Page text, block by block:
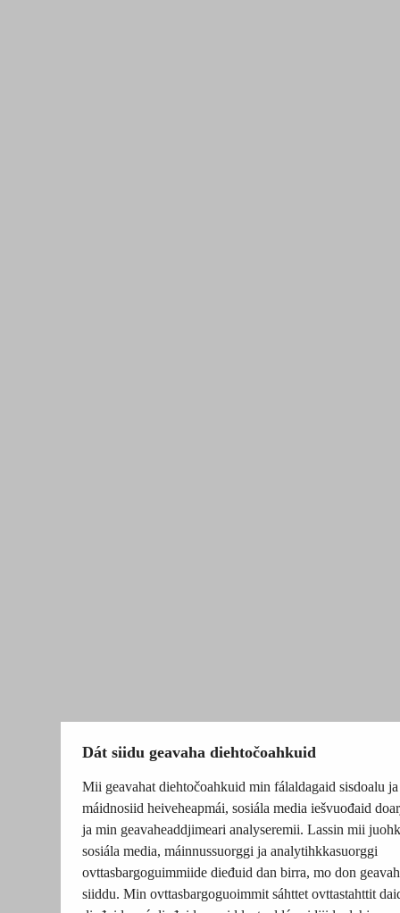
Dát siidu geavaha diehtočoahkuid
Mii geavahat diehtočoahkuid min fálaldagaid sisdoalu ja
máidnosiid heiveheapmái, sosiála media iešvuođaid
ja min geavaheaddjimeari analyseremii. Lassin mii
sosiála media, máinnussuorggi ja analytihkkasuorggi
ovttasbargoguimmiide dieđuid dan birra, mo don
siiddu. Min ovttasbargoguoimmit sáhttet ovttastahttit